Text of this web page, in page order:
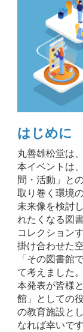
はじめに
丸善雄松堂は
本イベントは
間・活動」と
取り巻く環境
未来像を検討
れたくなる図
コレクション
掛け合わせた
「その図書館
て考えました。
本発表が皆様
館」としての
の教育施設と
なれば幸いです